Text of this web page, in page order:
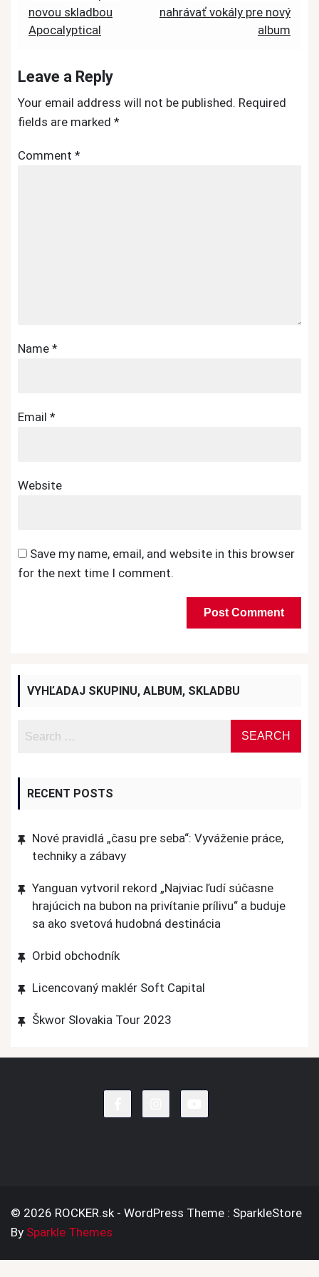
navigation
novou skladbou
Apocalyptical
nahrávať vokály pre nový
album
Leave a Reply
Your email address will not be published. Required
fields are marked *
Comment *
Name *
Email *
Website
Save my name, email, and website in this browser
for the next time I comment.
VYHĽADAJ SKUPINU, ALBUM, SKLADBU
RECENT POSTS
Nové pravidlá „času pre seba“: Vyváženie práce,
techniky a zábavy
Yanguan vytvoril rekord „Najviac ľudí súčasne
hrajúcich na bubon na privítanie prílivu“ a buduje
sa ako svetová hudobná destinácia
Orbid obchodník
Licencovaný maklér Soft Capital
Škwor Slovakia Tour 2023
© 2026 ROCKER.sk - WordPress Theme : SparkleStore
By Sparkle Themes